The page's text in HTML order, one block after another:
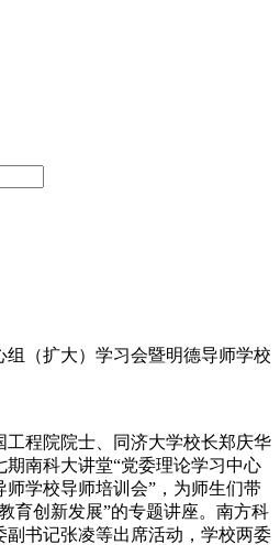
（扩大）学习会暨明德导师学校
工程院院士、同济大学校长郑庆华
南科大讲堂“党委理论学习中心
学校导师培训会”，为师生们带
育创新发展”的专题讲座。南方科
书记张凌等出席活动，学校两委